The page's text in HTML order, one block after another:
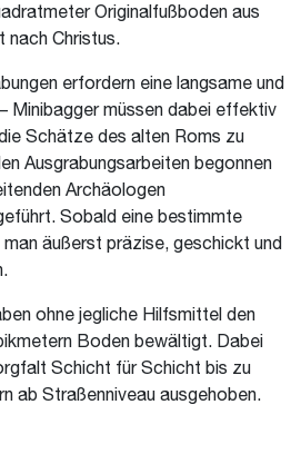
Originalfußboden aus
nach Christus.
erfordern eine langsame und
Minibagger müssen dabei effektiv
Schätze des alten Roms zu
Ausgrabungsarbeiten begonnen
Archäologen
Sobald eine bestimmte
man äußerst präzise, geschickt und
ohne jegliche Hilfsmittel den
Boden bewältigt. Dabei
Schicht für Schicht bis zu
ab Straßenniveau ausgehoben.